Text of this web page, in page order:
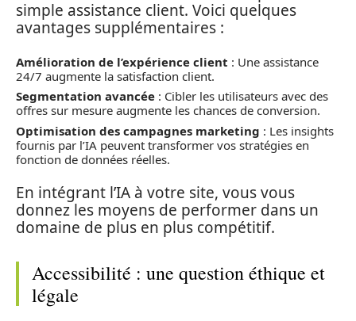
simple assistance client. Voici quelques
avantages supplémentaires :
Amélioration de l’expérience client : Une assistance
24/7 augmente la satisfaction client.
Segmentation avancée : Cibler les utilisateurs avec des
offres sur mesure augmente les chances de conversion.
Optimisation des campagnes marketing : Les insights
fournis par l’IA peuvent transformer vos stratégies en
fonction de données réelles.
En intégrant l’IA à votre site, vous vous
donnez les moyens de performer dans un
domaine de plus en plus compétitif.
Accessibilité : une question éthique et
légale